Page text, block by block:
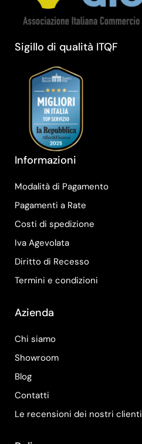
Sigillo di qualità ITQF
Informazioni
Modalità di Pagamento
Pagamenti a Rate
Costi di spedizione
Iva Agevolata
Diritto di Recesso
Termini e condizioni
Azienda
Chi siamo
Showroom
Blog
Contatti
Le recensioni dei nostri clienti